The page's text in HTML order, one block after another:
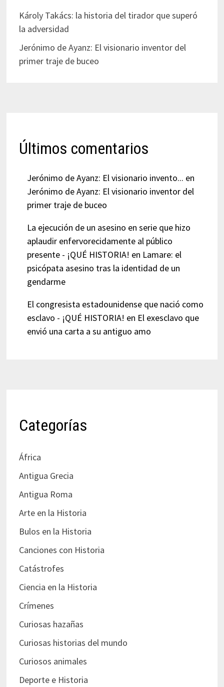
Károly Takács: la historia del tirador que superó
la adversidad
Jerónimo de Ayanz: El visionario inventor del
primer traje de buceo
Últimos comentarios
Jerónimo de Ayanz: El visionario invento... en
Jerónimo de Ayanz: El visionario inventor del
primer traje de buceo
La ejecución de un asesino en serie que hizo
aplaudir enfervorecidamente al público
presente - ¡QUÉ HISTORIA! en Lamare: el
psicópata asesino tras la identidad de un
gendarme
El congresista estadounidense que nació como
esclavo - ¡QUÉ HISTORIA! en El exesclavo que
envió una carta a su antiguo amo
Categorías
África
Antigua Grecia
Antigua Roma
Arte en la Historia
Bulos en la Historia
Canciones con Historia
Catástrofes
Ciencia en la Historia
Crímenes
Curiosas hazañas
Curiosas historias del mundo
Curiosos animales
Deporte e Historia